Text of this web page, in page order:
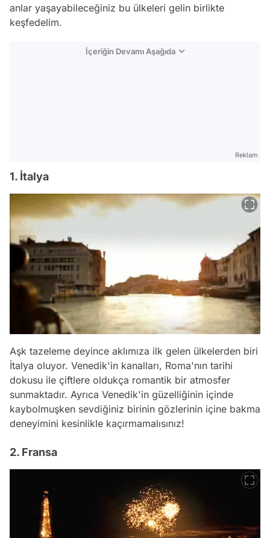
anlar yaşayabileceğiniz bu ülkeleri gelin birlikte
keşfedelim.
İçeriğin Devamı Aşağıda
Reklam
1. İtalya
Aşk tazeleme deyince aklımıza ilk gelen ülkelerden biri
İtalya oluyor. Venedik'in kanalları, Roma'nın tarihi
dokusu ile çiftlere oldukça romantik bir atmosfer
sunmaktadır. Ayrıca Venedik'in güzelliğinin içinde
kaybolmuşken sevdiğiniz birinin gözlerinin içine bakma
deneyimini kesinlikle kaçırmamalısınız!
2. Fransa